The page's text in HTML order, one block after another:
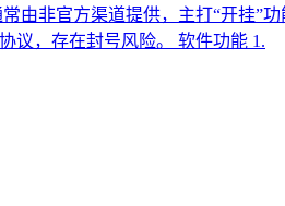
由非官方渠道提供，主打“开挂”
议，存在封号风险。 软件功能 1.